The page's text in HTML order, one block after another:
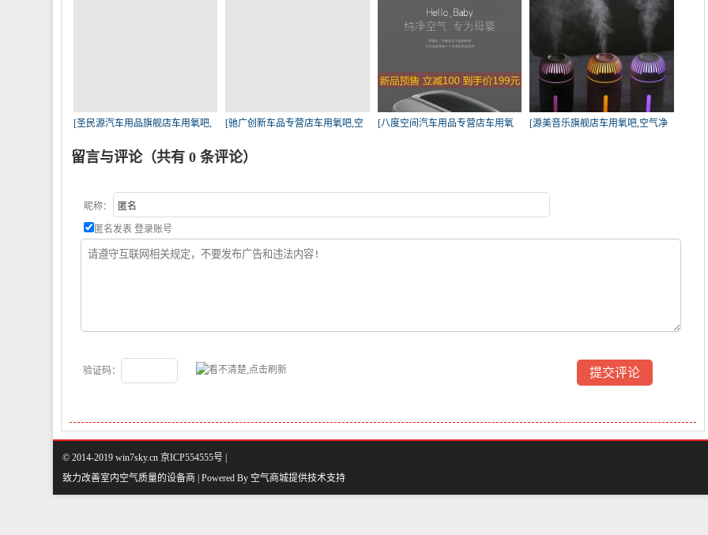
[圣民源汽车用品旗舰店车用氧吧,
[驰广创新车品专营店车用氧吧,空
[八度空间汽车用品专营店车用氧
[源美音乐旗舰店车用氧吧,空气净
留言与评论（共有 0 条评论）
昵称：
匿名发表 登录账号
验证码：
© 2014-2019 win7sky.cn 京ICP554555号 |
致力改善室内空气质量的设备商 | Powered By 空气商城提供技术支持